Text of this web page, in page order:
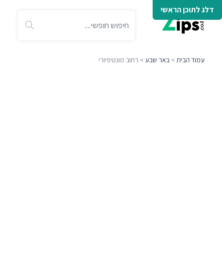
דלג לתוכן הראשי
עמוד הבית > באר שבע > רחוב מונטיפיורי